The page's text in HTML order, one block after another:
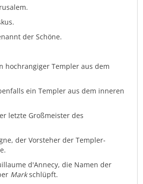
der Schöne.
hochrangiger Templer aus dem
ein Templer aus dem inneren
letzte Großmeister des
der Vorsteher der Templer-
d'Annecy, die Namen der
Markschlüpft.